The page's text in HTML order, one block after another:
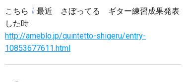
こちら
最近 さぼってる ギター練習成果発表
した時
http://ameblo.jp/quintetto-shigeru/entry-
10853677611.html